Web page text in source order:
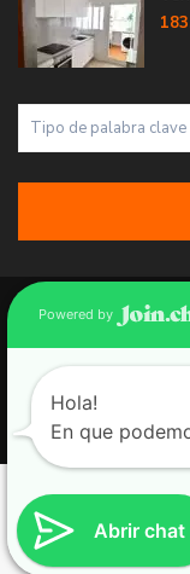
Copyright 2026 |
Política de Cookies
Política de Privacidad
Aviso Legal
Abrir chat
Powered by
Hola!
En que